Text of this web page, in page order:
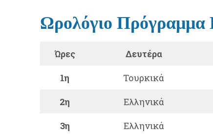
Ωρολόγιο Πρόγραμμα
Ώρες Δευτέρα
1η Τουρκικά
2η Ελληνικά
3η Ελληνικά